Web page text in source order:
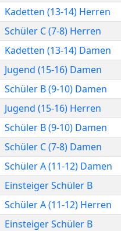
Kadetten (13-14) Herren
Schüler C (7-8) Herren
Kadetten (13-14) Damen
Jugend (15-16) Damen
Schüler B (9-10) Damen
Jugend (15-16) Herren
Schüler B (9-10) Damen
Schüler C (7-8) Damen
Schüler A (11-12) Damen
Einsteiger Schüler B
Schüler A (11-12) Herren
Einsteiger Schüler B